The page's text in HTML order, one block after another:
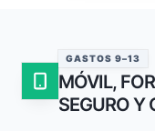
GASTOS 9–13
MÓVIL,
SEGURO Y